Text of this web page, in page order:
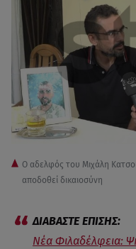
Ο αδελφός του Μιχάλη
αποδοθεί δικαιοσύνη
Νέα Φιλαδέλφεια: